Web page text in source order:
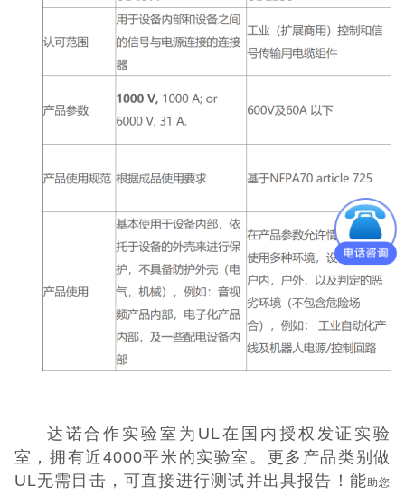
达诺合作实验室为UL在国内授权发证实验
室，拥有近4000平米的实验室。更多产品类别做
UL无需目击，可直接进行测试并出具报告！能助您